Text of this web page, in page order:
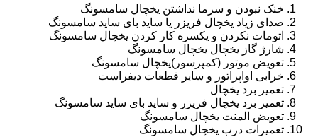
خنک نبودن و سرما نداشتن یخچال سامسونگ
صدای زیاد یخچال فریزر یا ساید بای ساید سامسونگ
اتومات نکردن و یکسره کار کردن یخچال سامسونگ
شارژ گاز یخچال یخچال سامسونگ
تعویض موتور (کمپرسور)یخچال سامسونگ
خرابی اواپراتور و سایر قطعات دیفراست
تعمیر برد یخچال
تعمیر برد یخچال فریزر و ساید بای ساید سامسونگ
تعویض المنت یخچال سامسونگ
تعمیرات درب یخچال سامسونگ